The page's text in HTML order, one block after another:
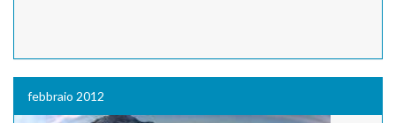
febbraio 2012